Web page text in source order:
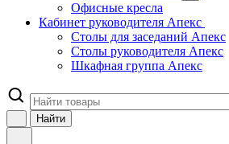
Офисные кресла
Кабинет руководителя Апекс
Столы для заседаний Апекс
Столы руководителя Апекс
Шкафная группа Апекс
Найти